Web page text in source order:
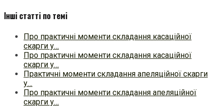
Інші статті по темі
Про практичні моменти складання касаційної
скарги у…
Про практичні моменти складання касаційної
скарги у…
Практичні моменти складання апеляційної скарги
у…
Про практичні моменти складання апеляційної
скарги у…